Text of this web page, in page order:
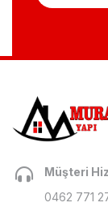
Müşteri
0462 771